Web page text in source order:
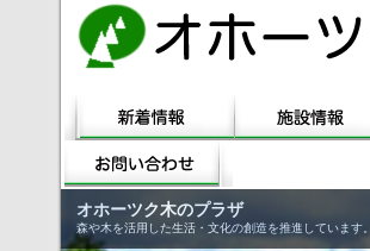
オホーツク木のプラザ
森や木を活用した生活・文化の創造を推進しています。